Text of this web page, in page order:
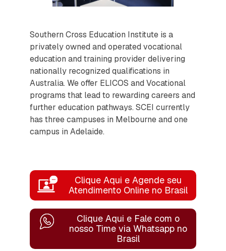
Southern Cross Education Institute is a
privately owned and operated vocational
education and training provider delivering
nationally recognized qualifications in
Australia. We offer ELICOS and Vocational
programs that lead to rewarding careers and
further education pathways. SCEI currently
has three campuses in Melbourne and one
campus in Adelaide.
Clique Aqui e Agende seu
Atendimento Online no Brasil
Clique Aqui e Fale com o
nosso Time via Whatsapp no
Brasil